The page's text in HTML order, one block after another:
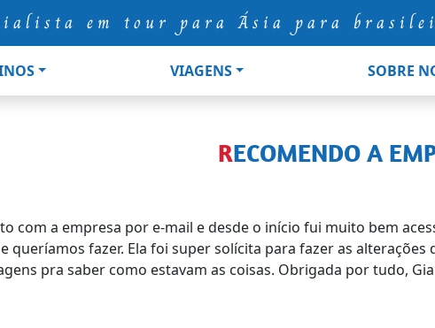
em tour para Ásia para
VIAGENS SOBRE
RECOMENDO A
com a empresa por e-mail e desde o início fui muito bem
queríamos fazer. Ela foi super solícita para fazer as
pra saber como estavam as coisas. Obrigada por tudo,